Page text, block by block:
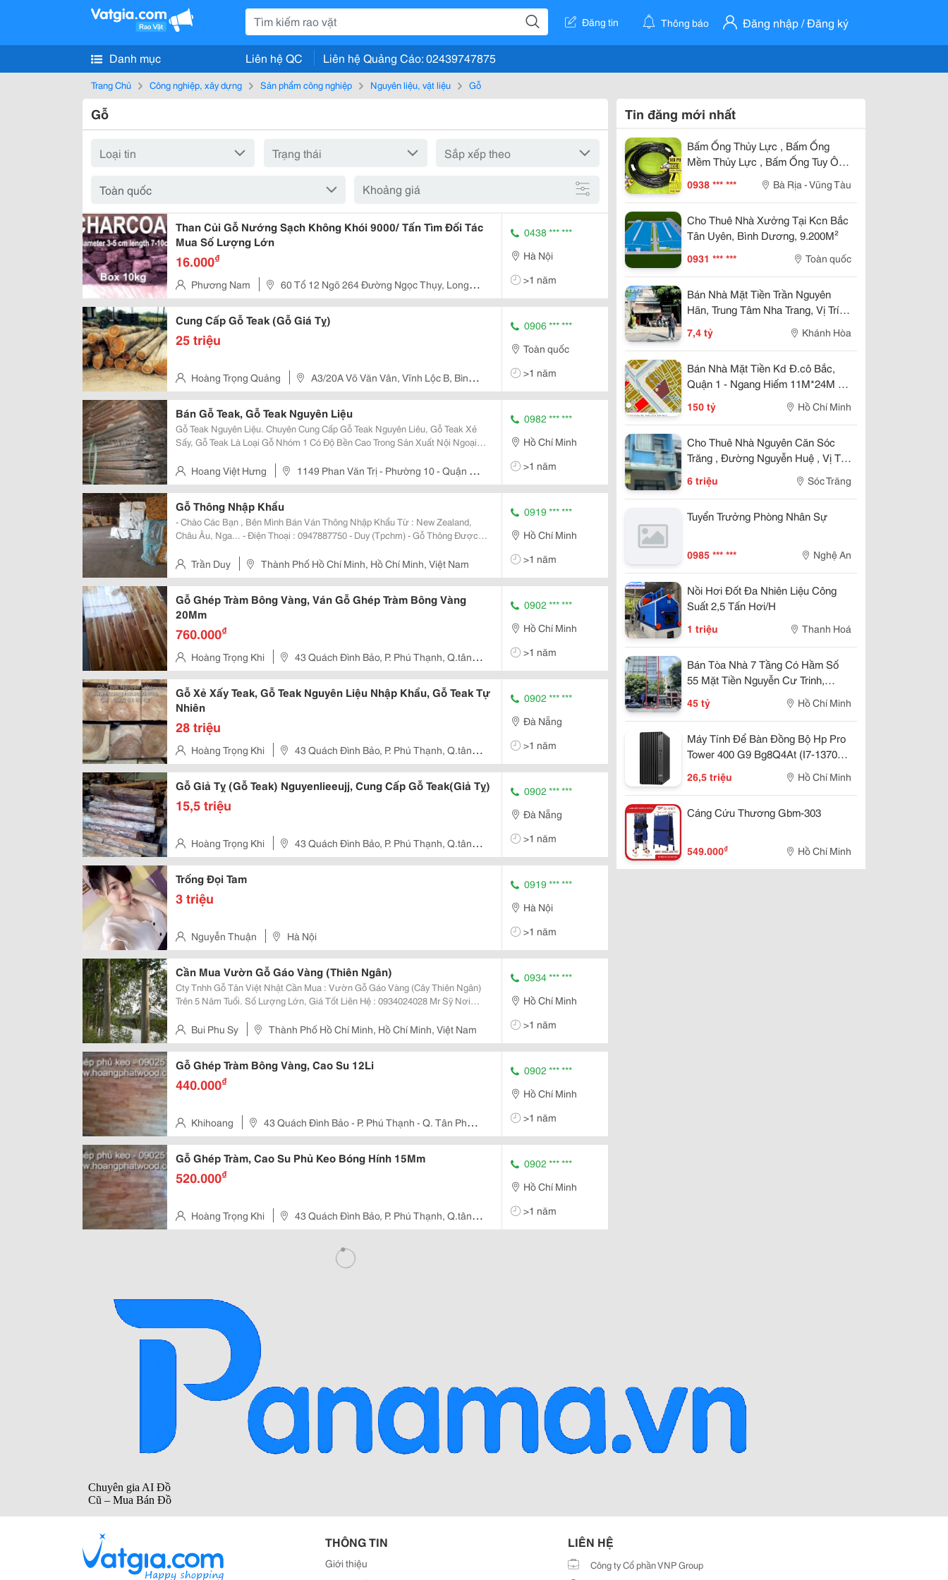
Đăng tin Thông báo Đăng nhập / Đăng ký
Danh mục Liên hệ QC Liên hệ Quảng Cáo: 02439747875
Trang Chủ Công nghiệp, xây dựng Sản phẩm công nghiệp Nguyên liệu, vật liệu Gỗ
Gỗ
Khoảng giá
Than Củi Gỗ Nướng Sạch Không Khói 9000/ Tấn Tìm Đối Tác
Mua Số Lượng Lớn
16.000₫
Phương Nam
60 Tổ 12 Ngõ 264 Đường Ngọc Thụy, Long
Biên Tp Hà Nội
0438 *** ***
Hà Nội
>1 năm
Cung Cấp Gỗ Teak (Gỗ Giá Tỵ)
25 triệu
Hoàng Trọng Quảng
A3/20A Võ Văn Vân, Vĩnh Lộc B, Bình
Chánh, Hồ Chí Minh, Việt Nam
0906 *** ***
Toàn quốc
>1 năm
Bán Gỗ Teak, Gỗ Teak Nguyên Liệu
Gỗ Teak Nguyên Liệu. Chuyên Cung Cấp Gỗ Teak Nguyên Liêu, Gỗ Teak Xẻ
Sấy, Gỗ Teak Là Loại Gỗ Nhóm 1 Có Độ Bền Cao Trong Sản Xuất Nội Ngoại
Gốc NHoang Việt Hưng
1149 Phan Văn Trị - Phường 10 - Quận Gò
Vấp - Tp Hcm
0982 *** ***
Hồ Chí Minh
>1 năm
Gỗ Thông Nhập Khẩu
- Chào Các Bạn , Bên Mình Bán Ván Thông Nhập Khẩu Từ : New Zealand,
Châu Âu, Nga... - Điện Thoại : 0947887750 - Duy (Tpchm) - Gỗ Thông Được
Tranh Nha Các Bạn - Gỗ Mùa Rất...
Trần Duy Thành Phố Hồ Chí Minh, Hồ Chí Minh, Việt Nam
0919 *** ***
Hồ Chí Minh
>1 năm
Gỗ Ghép Tràm Bông Vàng, Ván Gỗ Ghép Tràm Bông Vàng
20Mm
760.000₫
Hoàng Trọng Khi
43 Quách Đình Bảo, P. Phú Thạnh, Q.tân
Phú
0902 *** ***
Hồ Chí Minh
>1 năm
Gỗ Xẻ Xấy Teak, Gỗ Teak Nguyên Liệu Nhập Khẩu, Gỗ Teak Tự
Nhiên
28 triệu
Hoàng Trọng Khi
43 Quách Đình Bảo, P. Phú Thạnh, Q.tân
Phú
0902 *** ***
Đà Nẵng
>1 năm
Gỗ Giả Tỵ (Gỗ Teak) Nguyenlieeujj, Cung Cấp Gỗ Teak(Giả Tỵ)
15,5 triệu
Hoàng Trọng Khi
43 Quách Đình Bảo, P. Phú Thạnh, Q.tân
Phú
0902 *** ***
Đà Nẵng
>1 năm
Trống Đọi Tam
3 triệu
Nguyễn Thuận Hà Nội
0919 *** ***
Hà Nội
>1 năm
Cần Mua Vườn Gỗ Gáo Vàng (Thiên Ngân)
Cty Tnhh Gỗ Tân Việt Nhật Cần Mua : Vườn Gỗ Gáo Vàng (Cây Thiên Ngân)
Trên 5 Năm Tuổi. Số Lượng Lớn, Giá Tốt Liên Hệ : 0934024028 Mr Sỹ Nơi
Bui Phu Sy Thành Phố Hồ Chí Minh, Hồ Chí Minh, Việt Nam
0934 *** ***
Hồ Chí Minh
>1 năm
Gỗ Ghép Tràm Bông Vàng, Cao Su 12Li
440.000₫
Khihoang
43 Quách Đình Bảo - P. Phú Thạnh - Q. Tân Phú -
Tp Hcm
0902 *** ***
Hồ Chí Minh
>1 năm
Gỗ Ghép Tràm, Cao Su Phủ Keo Bóng Hính 15Mm
520.000₫
Hoàng Trọng Khi
43 Quách Đình Bảo, P. Phú Thạnh, Q.tân
Phú
0902 *** ***
Hồ Chí Minh
>1 năm
Tin đăng mới nhất
Bấm Ống Thủy Lực , Bấm Ống
Mềm Thủy Lực , Bấm Ống Tuy Ô
Thủy Lực , Bấm Ống Thủy Lực Bọc
Lưới , Bấm Ống Thủy Lực Koman ,
Bấm Ống Thủy Lực Italy , Bấm Ống
Thủy Lực 1Sn , Bấm Ống Thủy Lực
2Sn , Bấm Ống Thủy Lực 4Sn
0938 *** *** Bà Rịa - Vũng Tàu
Cho Thuê Nhà Xưởng Tại Kcn Bắc
Tân Uyên, Bình Dương, 9.200M²
0931 *** *** Toàn quốc
Bán Nhà Mặt Tiền Trần Nguyên
Hãn, Trung Tâm Nha Trang, Vị Trí
Kinh Doanh Đẹp, Giá 7,4 Tỷ
7,4 tỷ Khánh Hòa
Bán Nhà Mặt Tiền Kd Đ.cô Bắc,
Quận 1 - Ngang Hiếm 11M*24M -
Đất Full Thổ Cư - Vị Trí Phù Hợp
Xây Cao Ốc Văn Phòng, Khách
Sạn, Kinh Doanh
150 tỷ Hồ Chí Minh
Cho Thuê Nhà Nguyên Căn Sóc
Trăng , Đường Nguyễn Huệ , Vị Trí
6 triệu Sóc Trăng
Tuyển Trưởng Phòng Nhân Sự
0985 *** *** Nghệ An
Nồi Hơi Đốt Đa Nhiên Liệu Công
Suất 2,5 Tấn Hơi/H
1 triệu Thanh Hoá
Bán Tòa Nhà 7 Tầng Có Hầm Số
55 Mặt Tiền Nguyễn Cư Trinh,
Quận 1 - Vị Trí Kinh Doanh Đỉnh -
Khẳng Định Vị Thế Đẳng Cấp -
Ngay
45 tỷ Hồ Chí Minh
Máy Tính Để Bàn Đồng Bộ Hp Pro
Tower 400 G9 Bg8Q4At (I7-13700 |
16Gb | 512Gb Ssd | Intel Uhd 770 |
Windows 11 Home)
26,5 triệu Hồ Chí Minh
Cáng Cứu Thương Gbm-303
549.000₫ Hồ Chí Minh
THÔNG TIN
Giới thiệu
LIÊN HỆ
Công ty Cổ phần VNP Group